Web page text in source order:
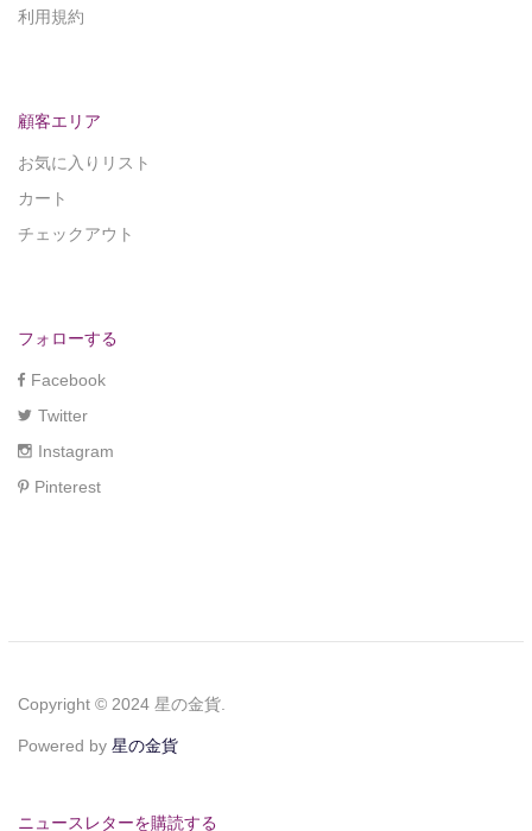
利用規約
顧客エリア
お気に入りリスト
カート
チェックアウト
フォローする
Facebook
Twitter
Instagram
Pinterest
Copyright © 2024 星の金貨.
Powered by 星の金貨
ニュースレターを購読する